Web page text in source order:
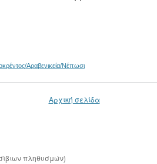
Αραβενικεία/Νέπωσι
Αρχική σελίδα
πληθυσμών)